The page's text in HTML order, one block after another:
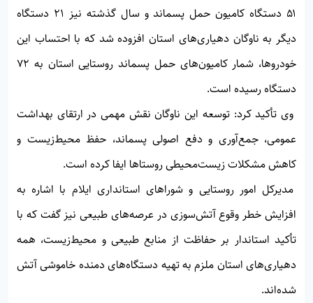
۵۱ دستگاه کامیون حمل پسماند و سال گذشته نیز ۲۱ دستگاه
دیگر به ناوگان دهیاری‌های استان افزوده شد که با احتساب این
خودروها، شمار کامیون‌های حمل پسماند روستایی استان به ۷۲
دستگاه رسیده است.
وی تأکید کرد: توسعه این ناوگان نقش مهمی در ارتقای بهداشت
عمومی، جمع‌آوری و دفع اصولی پسماند، حفظ محیط‌زیست و
کاهش مشکلات زیست‌محیطی روستاها ایفا کرده است.
مدیرکل امور روستایی و شوراهای استانداری ایلام با اشاره به
افزایش خطر وقوع آتش‌سوزی در عرصه‌های طبیعی نیز گفت که با
تأکید استاندار بر حفاظت از منابع طبیعی و محیط‌زیست، همه
دهیاری‌های استان ملزم به تهیه دستگاه‌های دمنده خاموشی آتش
شده‌اند.